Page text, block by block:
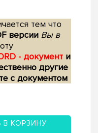
тем что
версии Вы в
- документ и
другие
с документом
В КОРЗИНУ